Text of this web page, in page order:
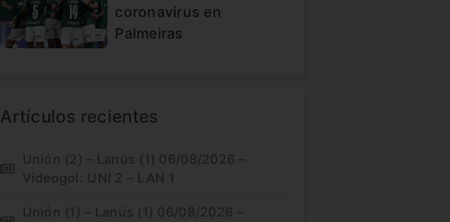
coronavirus en
Palmeiras
Artículos recientes
Unión (2) – Lanús (1) 06/08/2026 –
Videogol: UNI 2 – LAN 1
Unión (1) – Lanús (1) 06/08/2026 –